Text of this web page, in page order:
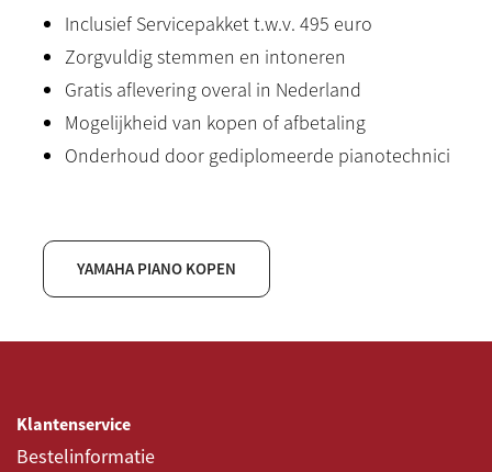
Inclusief Servicepakket t.w.v. 495 euro
Zorgvuldig stemmen en intoneren
Gratis aflevering overal in Nederland
Mogelijkheid van kopen of afbetaling
Onderhoud door gediplomeerde pianotechnici
YAMAHA PIANO KOPEN
Klantenservice
Bestelinformatie